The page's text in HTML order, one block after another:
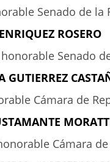
Senado de la
ROSERO
Senado
GUTIERREZ
Cámara de
Cámara